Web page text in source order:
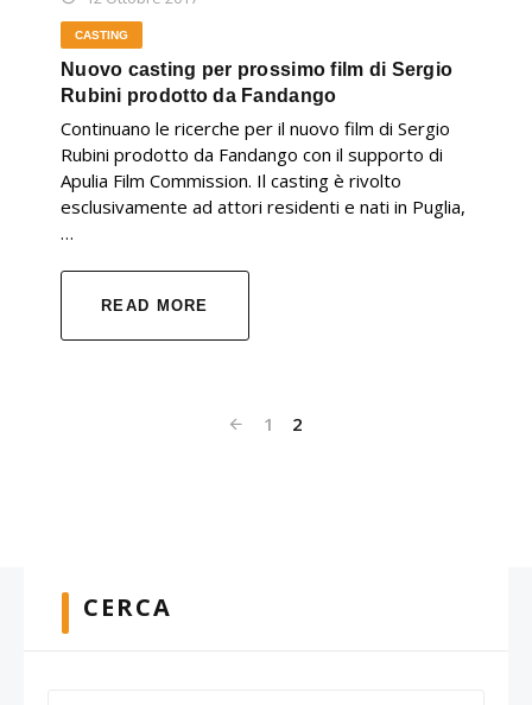
CASTING
Nuovo casting per prossimo film di Sergio
Rubini prodotto da Fandango
Continuano le ricerche per il nuovo film di Sergio
Rubini prodotto da Fandango con il supporto di
Apulia Film Commission. Il casting è rivolto
esclusivamente ad attori residenti e nati in Puglia,
…
READ MORE
1 2
CERCA